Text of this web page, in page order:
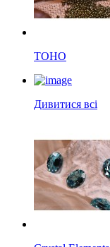
TOHO
Дивитися всі